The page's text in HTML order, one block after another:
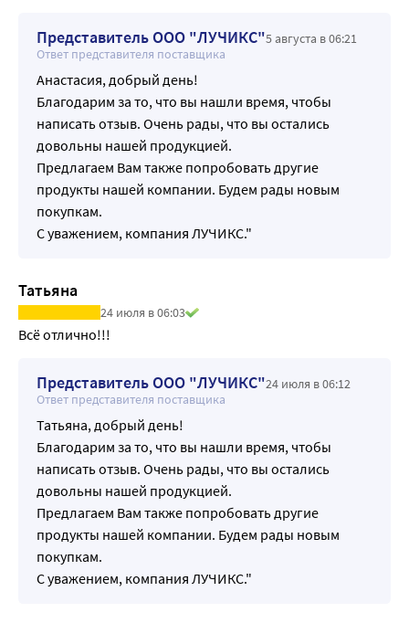
Представитель ООО "ЛУЧИКС"5 августа в 06:21
Ответ представителя поставщика
Анастасия, добрый день!
Благодарим за то, что вы нашли время, чтобы
написать отзыв. Очень рады, что вы остались
довольны нашей продукцией.
Предлагаем Вам также попробовать другие
продукты нашей компании. Будем рады новым
покупкам.
С уважением, компания ЛУЧИКС."
Татьяна
24 июля в 06:03
Всё отлично!!!
Представитель ООО "ЛУЧИКС"24 июля в 06:12
Ответ представителя поставщика
Татьяна, добрый день!
Благодарим за то, что вы нашли время, чтобы
написать отзыв. Очень рады, что вы остались
довольны нашей продукцией.
Предлагаем Вам также попробовать другие
продукты нашей компании. Будем рады новым
покупкам.
С уважением, компания ЛУЧИКС."